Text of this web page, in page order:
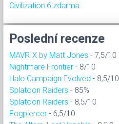
Civilization 6 zdarma
Poslední recenze
MAVRIX by Matt Jones - 7,5/10
Nightmare Frontier - 8/10
Halo Campaign Evolved - 8,5/10
Splatoon Raiders - 85%
Splatoon Raiders - 8,5/10
Fogpiercer - 6,5/10